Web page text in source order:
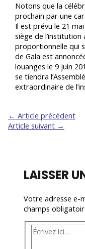
Notons que la
prochain par une
Il est prévu le 21
siège de l’institution
proportionnelle qui
de Gala est
louanges le 9 juin
se tiendra
extraordinaire de
NAVIGATION
DE
← Article précédent
Article suivant →
LAISSER
Votre adresse e-
champs
Écrivez